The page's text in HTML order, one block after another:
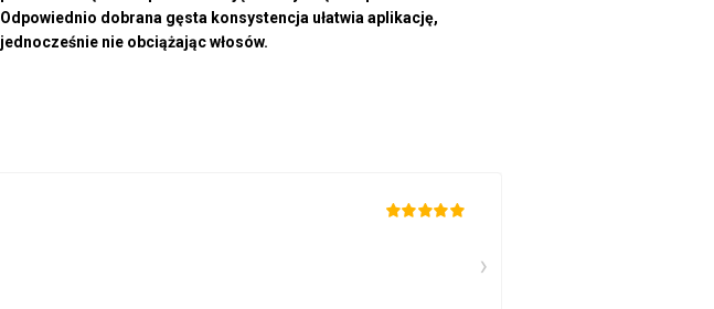
Odpowiednio dobrana gęsta konsystencja ułatwia aplikację,
jednocześnie nie obciążając włosów.